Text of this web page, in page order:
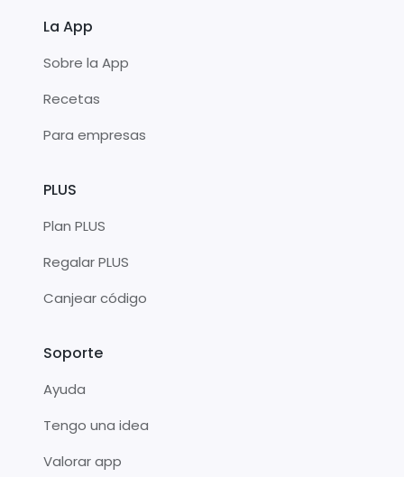
La App
Sobre la App
Recetas
Para empresas
PLUS
Plan PLUS
Regalar PLUS
Canjear código
Soporte
Ayuda
Tengo una idea
Valorar app